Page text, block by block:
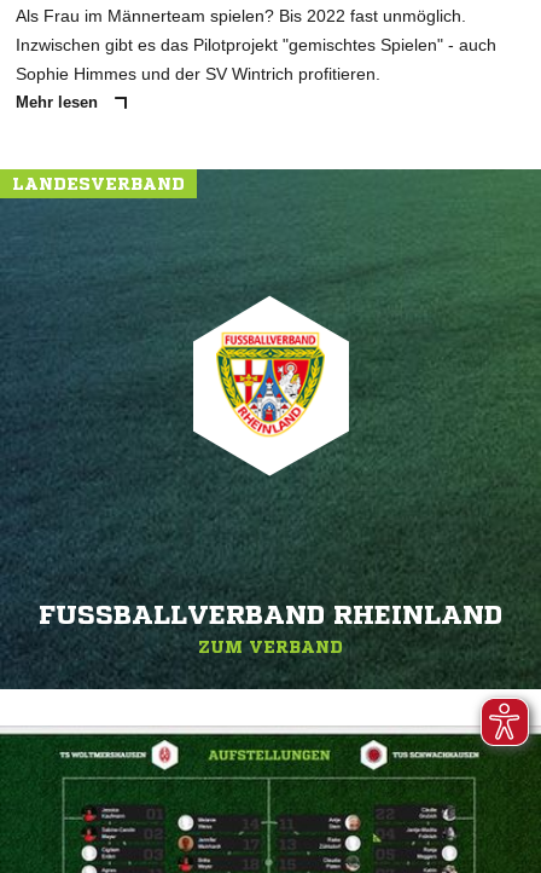
Als Frau im Männerteam spielen? Bis 2022 fast unmöglich.
Inzwischen gibt es das Pilotprojekt "gemischtes Spielen" - auch
Sophie Himmes und der SV Wintrich profitieren.
Mehr lesen
LANDESVERBAND
FUSSBALLVERBAND RHEINLAND
ZUM VERBAND